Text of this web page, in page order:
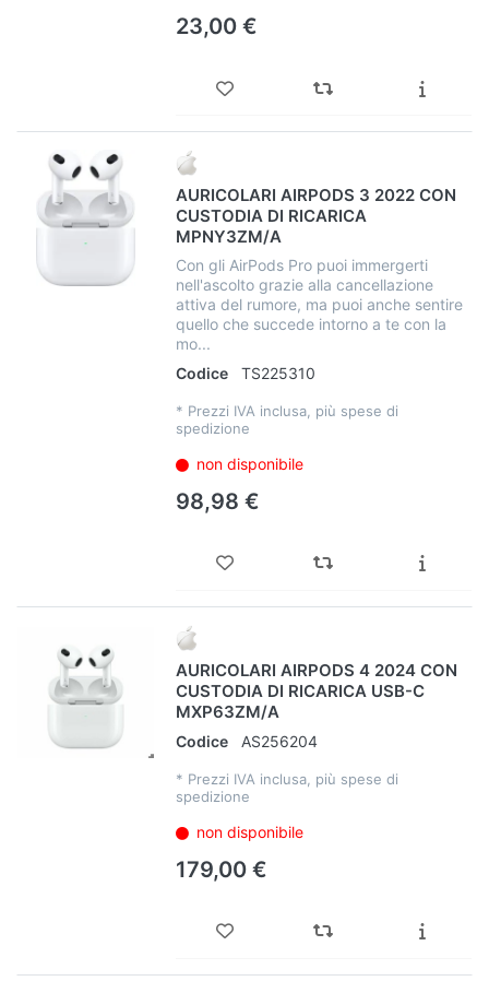
23,00 €
AURICOLARI AIRPODS 3 2022 CON
CUSTODIA DI RICARICA
MPNY3ZM/A
Con gli AirPods Pro puoi immergerti
nell'ascolto grazie alla cancellazione
attiva del rumore, ma puoi anche sentire
quello che succede intorno a te con la
mo...
Codice
TS225310
* Prezzi IVA inclusa, più spese di
spedizione
non disponibile
98,98 €
AURICOLARI AIRPODS 4 2024 CON
CUSTODIA DI RICARICA USB-C
MXP63ZM/A
Codice AS256204
* Prezzi IVA inclusa, più spese di
spedizione
non disponibile
179,00 €